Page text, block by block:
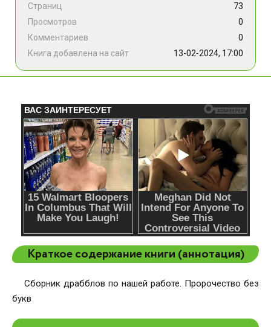
Страниц
73
Просмотров
0
Комментариев
0
Книга добавлена на сайт
13-02-2024, 17:00
Краткое содержание книги (аннотация)
Сборник драбблов по нашей работе. Пророчество без
букв